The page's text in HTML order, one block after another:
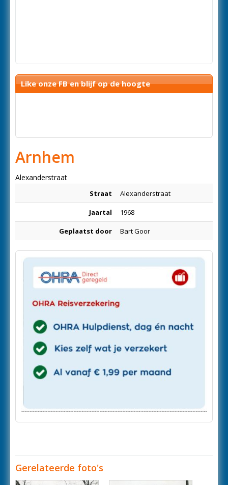
Like onze FB en blijf op de hoogte
Arnhem
Alexanderstraat
Straat Alexanderstraat
Jaartal 1968
Geplaatst door Bart Goor
Gerelateerde foto's